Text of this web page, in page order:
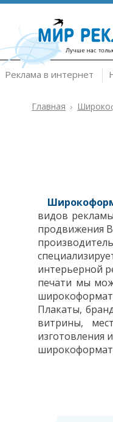
Реклама в интернет
Главная
видов
продвижения
интерьерной
печати мы
Плакаты,
витрины,
изготовления